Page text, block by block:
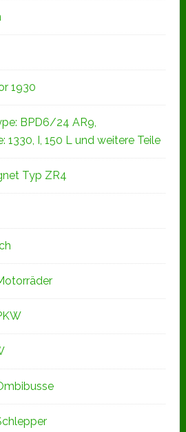
1930
BPD6/24 AR9,
1330, I, 150 L und weitere Teile
Typ ZR4